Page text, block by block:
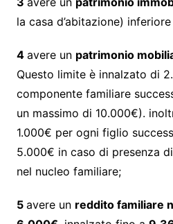
la casa d’abitazione)
4 avere un patrimonio
Questo limite è innalzato di
componente familiare
un massimo di 10.000€).
1.000€ per ogni figlio
5.000€ in caso di presenza
nel nucleo familiare;
5 avere un reddito familiare